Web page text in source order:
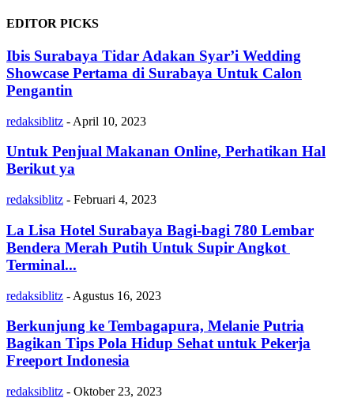
EDITOR PICKS
Ibis Surabaya Tidar Adakan Syar’i Wedding
Showcase Pertama di Surabaya Untuk Calon
Pengantin
redaksiblitz - April 10, 2023
Untuk Penjual Makanan Online, Perhatikan Hal
Berikut ya
redaksiblitz - Februari 4, 2023
La Lisa Hotel Surabaya Bagi-bagi 780 Lembar
Bendera Merah Putih Untuk Supir Angkot
Terminal...
redaksiblitz - Agustus 16, 2023
Berkunjung ke Tembagapura, Melanie Putria
Bagikan Tips Pola Hidup Sehat untuk Pekerja
Freeport Indonesia
redaksiblitz - Oktober 23, 2023